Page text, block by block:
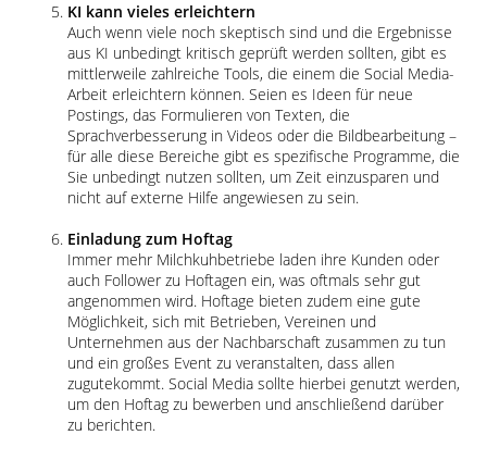
KI kann vieles erleichtern
Auch wenn viele noch skeptisch sind und die Ergebnisse
aus KI unbedingt kritisch geprüft werden sollten, gibt es
mittlerweile zahlreiche Tools, die einem die Social Media-
Arbeit erleichtern können. Seien es Ideen für neue
Postings, das Formulieren von Texten, die
Sprachverbesserung in Videos oder die Bildbearbeitung –
für alle diese Bereiche gibt es spezifische Programme, die
Sie unbedingt nutzen sollten, um Zeit einzusparen und
nicht auf externe Hilfe angewiesen zu sein.
Einladung zum Hoftag
Immer mehr Milchkuhbetriebe laden ihre Kunden oder
auch Follower zu Hoftagen ein, was oftmals sehr gut
angenommen wird. Hoftage bieten zudem eine gute
Möglichkeit, sich mit Betrieben, Vereinen und
Unternehmen aus der Nachbarschaft zusammen zu tun
und ein großes Event zu veranstalten, dass allen
zugutekommt. Social Media sollte hierbei genutzt werden,
um den Hoftag zu bewerben und anschließend darüber
zu berichten.